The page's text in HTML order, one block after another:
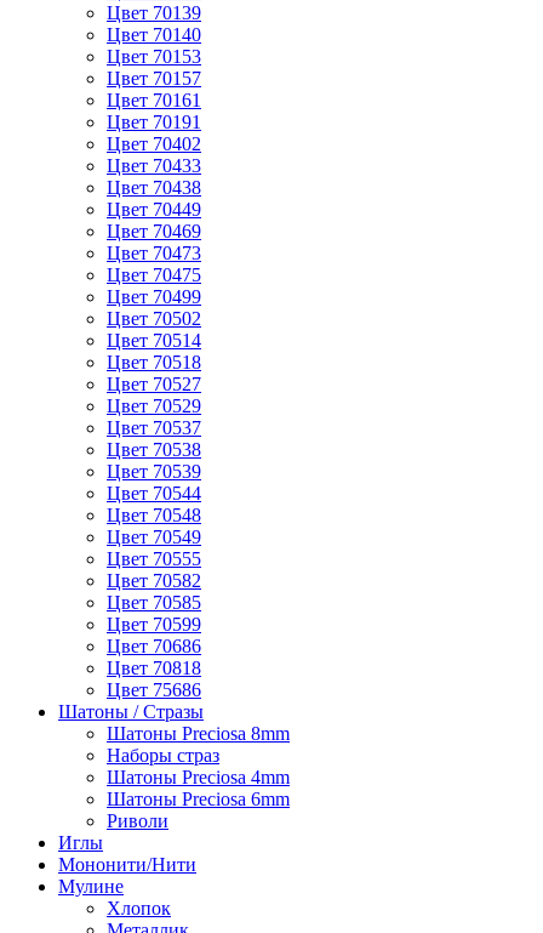
Цвет 70139
Цвет 70140
Цвет 70153
Цвет 70157
Цвет 70161
Цвет 70191
Цвет 70402
Цвет 70433
Цвет 70438
Цвет 70449
Цвет 70469
Цвет 70473
Цвет 70475
Цвет 70499
Цвет 70502
Цвет 70514
Цвет 70518
Цвет 70527
Цвет 70529
Цвет 70537
Цвет 70538
Цвет 70539
Цвет 70544
Цвет 70548
Цвет 70549
Цвет 70555
Цвет 70582
Цвет 70585
Цвет 70599
Цвет 70686
Цвет 70818
Цвет 75686
Шатоны / Стразы
Шатоны Preciosa 8mm
Наборы страз
Шатоны Preciosa 4mm
Шатоны Preciosa 6mm
Риволи
Иглы
Мононити/Нити
Мулине
Хлопок